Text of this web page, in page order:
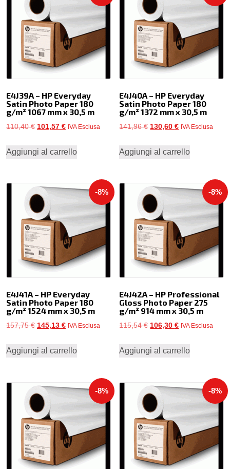
E4J39A – HP Everyday
Satin Photo Paper 180
g/m² 1067 mm x 30,5 m
110,40€ Il
originale
101,57 €Il
attuale
101,57 €.
IVA Esclusa
Aggiungi al carrello
E4J40A – HP Everyday
Satin Photo Paper 180
g/m² 1372 mm x 30,5 m
141,96€ Il
originale
130,60€Il
attuale
130,60 €.
IVA Esclusa
Aggiungi al carrello
-8%
E4J41A – HP Everyday
Satin Photo Paper 180
g/m² 1524 mm x 30,5 m
157,75€ Il
originale
145,13 €Il
attuale
145,13 €.
IVA Esclusa
Aggiungi al carrello
-8%
E4J42A – HP Professional
Gloss Photo Paper 275
g/m² 914 mm x 30,5 m
115,54€ Il
originale
106,30€Il
attuale
106,30 €.
IVA Esclusa
Aggiungi al carrello
-8% -8%